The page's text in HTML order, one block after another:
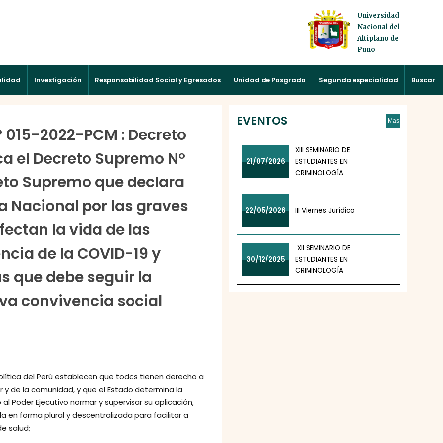
Universidad
Nacional del
Altiplano de
Puno
Investigación Responsabilidad Social y Egresados Unidad de Posgrado Segunda especialidad Buscar
015-2022-PCM : Decreto
el Decreto Supremo N°
Supremo que declara
Nacional por las graves
la vida de las
de la COVID-19 y
que debe seguir la
convivencia social
del Perú establecen que todos tienen derecho a
de la comunidad, y que el Estado determina la
Poder Ejecutivo normar y supervisar su aplicación,
en forma plural y descentralizada para facilitar a
salud;
EVENTOS Mas
21/07/2026
XIII SEMINARIO DE
ESTUDIANTES EN
CRIMINOLOGÍA
22/05/2026 III Viernes Jurídico
30/12/2025
XII SEMINARIO DE
ESTUDIANTES EN
CRIMINOLOGÍA